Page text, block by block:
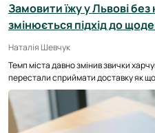
Замовити їжу у Львові без
змінюється підхід до
Наталія Шевчук
Темп міста давно змінив звички
перестали сприймати доставку як